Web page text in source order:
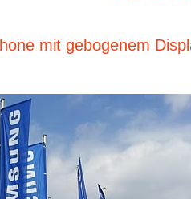
mit gebogenem